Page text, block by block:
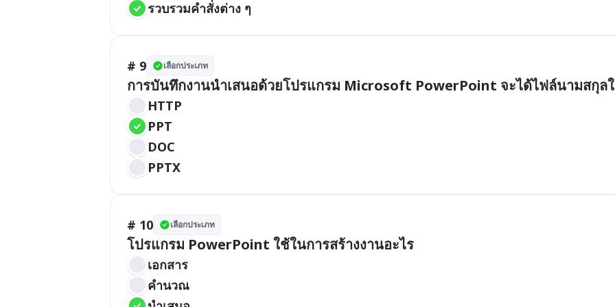
รวบรวมคำสั่งต่าง ๆ
# 9 เลือกประเภท
การบันทึกงานนำเสนอด้วยโปรแกรม Microsoft PowerPoint จะได้ไฟล์นามสกุล
HTTP
PPT
DOC
PPTX
# 10 เลือกประเภท
โปรแกรม PowerPoint ใช้ในการสร้างงานอะไร
เอกสาร
คำนวณ